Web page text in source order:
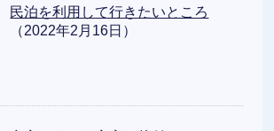
民泊を利用して行きたいところ
（2022年2月16日）